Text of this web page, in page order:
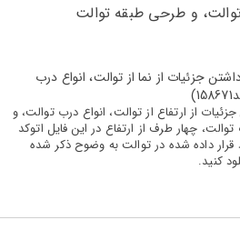
توالت، و طرحی طبقه توالت
جزئیات از نما از توالت، انواع درب
از ارتفاع از توالت، انواع درب توالت، و
چهار طرف از ارتفاع در این فایل اتوکد
داده شده در توالت به وضوح ذکر شده
کنید.